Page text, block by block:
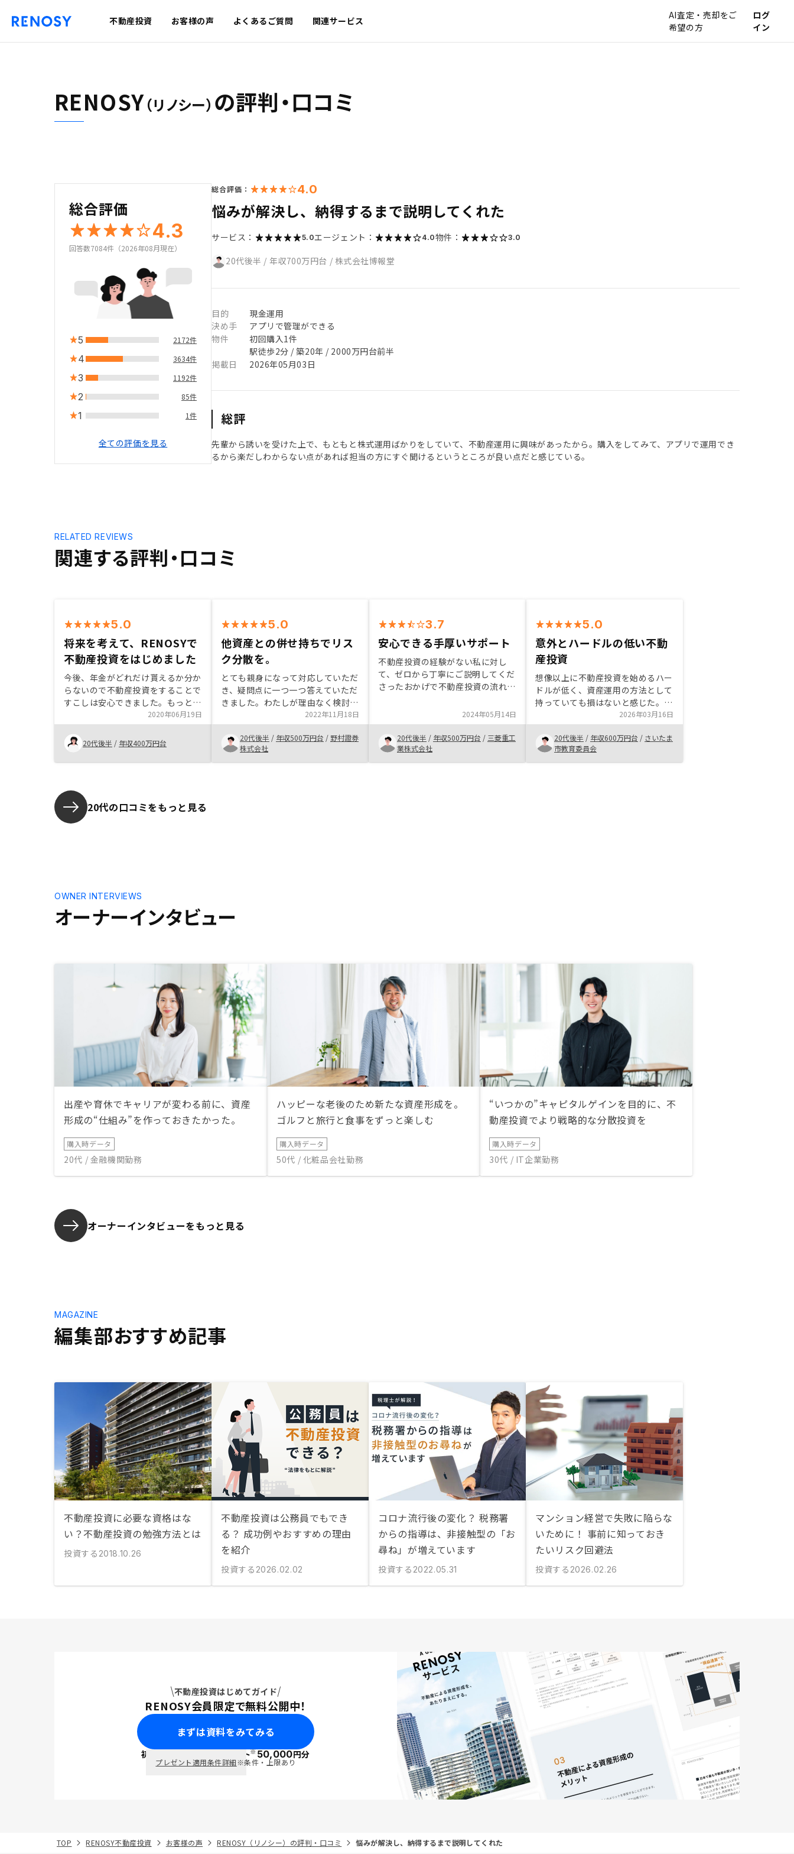
不動産投資 お客様の声 よくあるご質問 関連サービス
AI査定・売却をご
希望の方
ログ
イン
RENOSY（リノシー） の評判・口コミ
総合評価
4.3
回答数7084件（2026年08月現在）
5 2172件
4 3634件
3 1192件
2 85件
1 1件
全ての評価を見る
総合評価： 4.0
悩みが解決し、納得するまで説明してくれた
サービス： 5.0エージェント： 4.0物件： 3.0
20代後半 / 年収700万円台 / 株式会社博報堂
目的
現金運用
決め手
アプリで管理ができる
物件
初回購入1件
駅徒歩2分 / 築20年 / 2000万円台前半
掲載日
2026年05月03日
総評
先輩から誘いを受けた上で、もともと株式運用ばかりをしていて、不動産運用に興味があったから。購入をしてみて、アプリで運用でき
るから楽だしわからない点があれば担当の方にすぐ聞けるというところが良い点だと感じている。
関連する評判・口コミ
RELATED REVIEWS
5.0
将来を考えて、RENOSYで
不動産投資をはじめました
今後、年金がどれだけ貰えるか分か
らないので不動産投資をすることで
すこしは安心できました。もっと
色々な案件から選べるとなお良いと
思いました！
2020年06月19日
20代後半 / 年収400万円台
5.0
他資産との併せ持ちでリス
ク分散を。
とても親身になって対応していただ
き、疑問点に一つ一つ答えていただ
きました。わたしが理由なく検討を
後ろ倒ししようとすると、問題や懸
念点を言語化し再度後押ししてくれ
たことが、踏み切った理由です。税
制メリットやレバレッジ効果などを
踏まえると、他の資産クラスよりも
2022年11月18日
20代後半 / 年収500万円台 / 野村證券
株式会社
3.7
安心できる手厚いサポート
不動産投資の経験がない私に対し
て、ゼロから丁寧にご説明してくだ
さったおかげで不動産投資の流れを
た、RENOSYはサポートが手厚いた
め失敗のリスクがかなり少ないと判
断し、RENOSYで物件を購入しまし
た。
2024年05月14日
20代後半 / 年収500万円台 / 三菱重工
業株式会社
5.0
意外とハードルの低い不動
産投資
想像以上に不動産投資を始めるハー
ドルが低く、資産運用の方法として
持っていても損はないと感じた。も
ちろんリスクはあるが、別の運用方
法でもリスクはあるので特に不動産
投資だからという感じはなく始めや
すかった。
2026年03月16日
20代後半 / 年収600万円台 / さいたま
市教育委員会
20代の口コミをもっと見る
オーナーインタビュー
OWNER INTERVIEWS
出産や育休でキャリアが変わる前に、資産
形成の“仕組み”を作っておきたかった。
購入時データ
20代 / 金融機関勤務
ハッピーな老後のため新たな資産形成を。
ゴルフと旅行と食事をずっと楽しむ
購入時データ
50代 / 化粧品会社勤務
“いつかの”キャピタルゲインを目的に、不
動産投資でより戦略的な分散投資を
購入時データ
30代 / IT企業勤務
オーナーインタビューをもっと見る
編集部おすすめ記事
MAGAZINE
不動産投資に必要な資格はな
い？不動産投資の勉強方法とは
投資する 2018.10.26
不動産投資は公務員でもでき
る？ 成功例やおすすめの理由
を紹介
投資する 2026.02.02
コロナ流行後の変化？ 税務署
からの指導は、非接触型の「お
尋ね」が増えています
投資する 2022.05.31
マンション経営で失敗に陥らな
いために！ 事前に知っておき
たいリスク回避法
投資する 2026.02.26
不動産投資はじめてガイド
RENOSY会員限定で無料公開中！
まずは資料をみてみる
初回面談で ポイント※50,000円分
プレゼント適用条件詳細※条件・上限あり
TOP RENOSY不動産投資 お客様の声 RENOSY（リノシー）の評判・口コミ 悩みが解決し、納得するまで説明してくれた